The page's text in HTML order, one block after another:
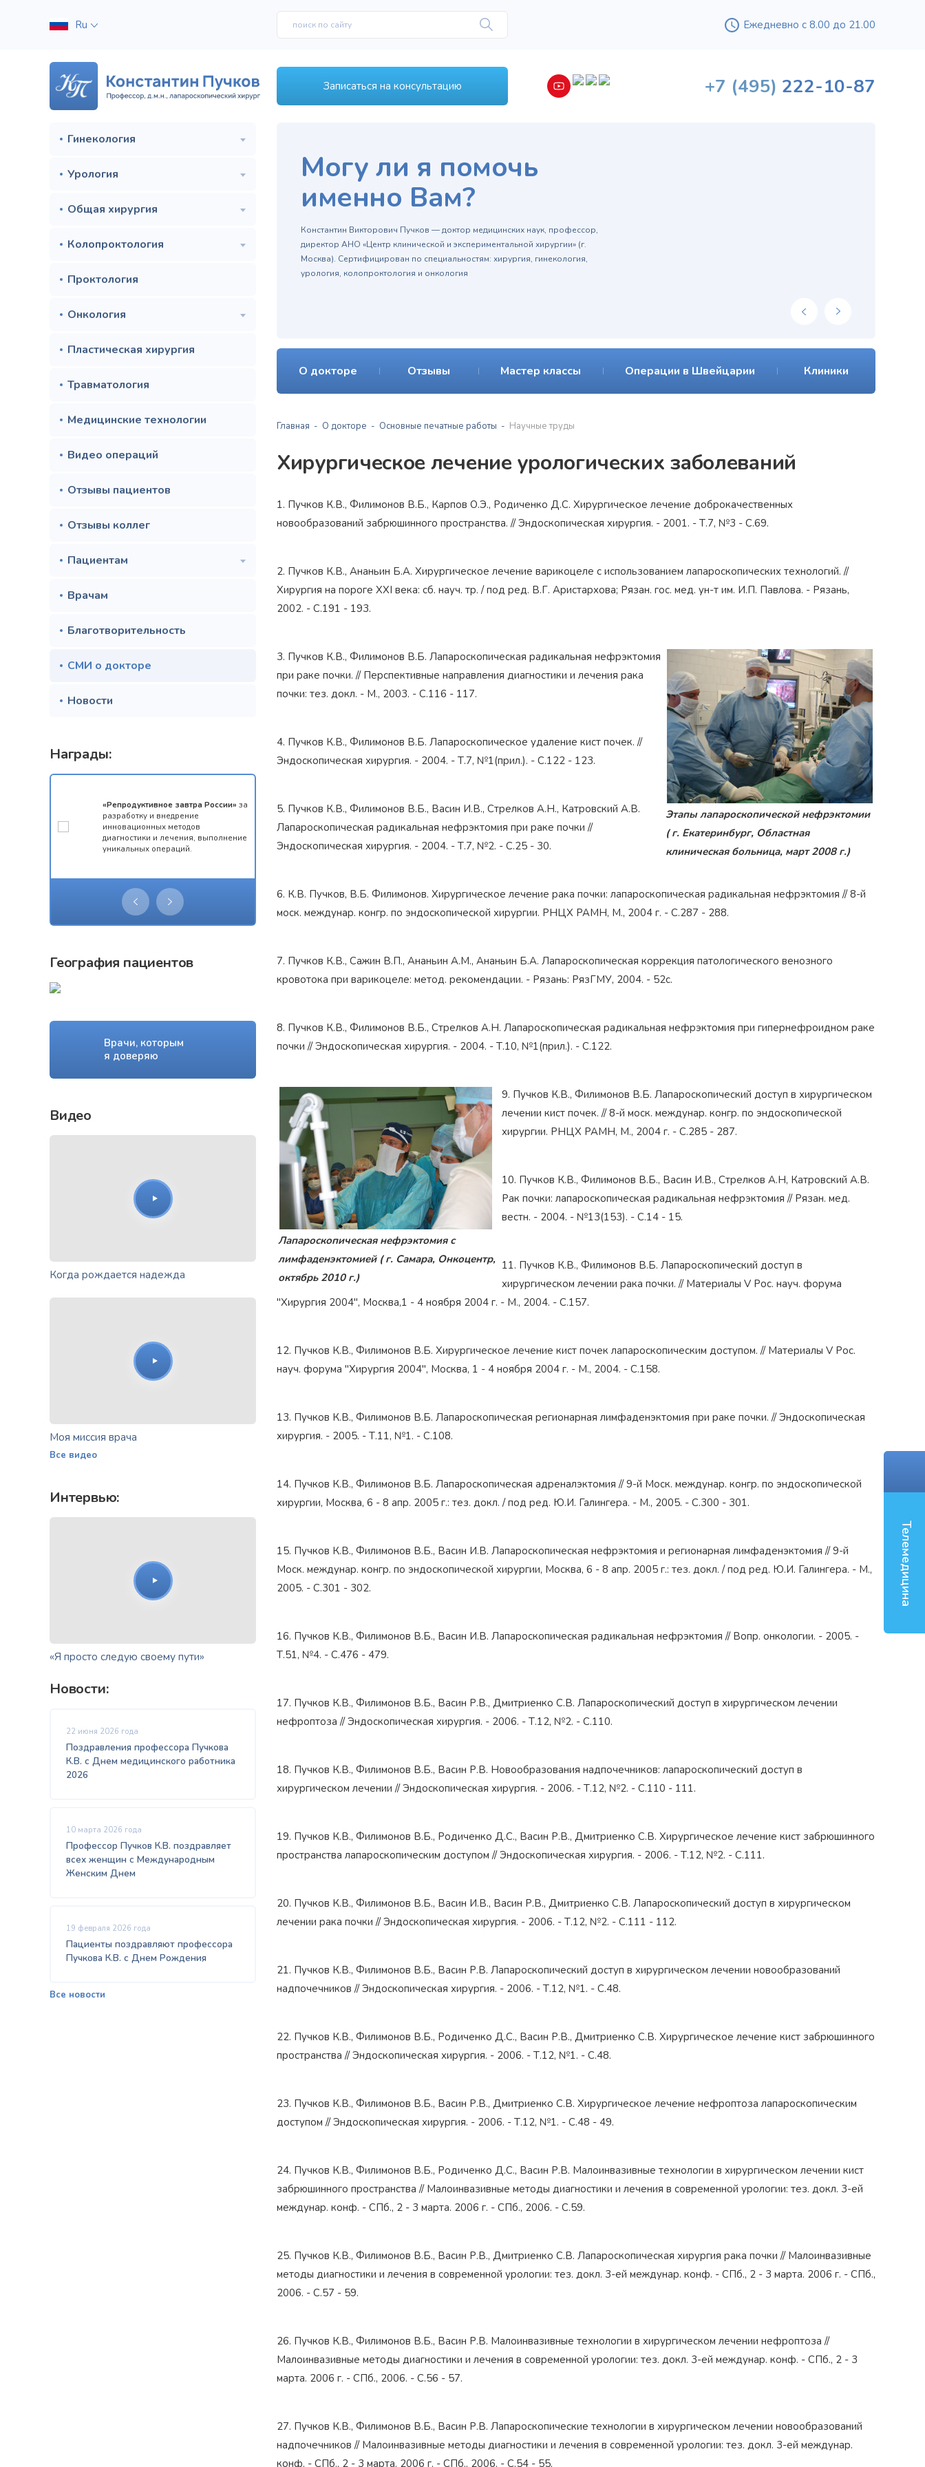
Ru Ежедневно с 8.00 до 21.00
Записаться на консультацию +7 (495) 222-10-87
Гинекология
Урология
Общая хирургия
Колопроктология
Проктология
Онкология
Пластическая хирургия
Травматология
Медицинские технологии
Видео операций
Отзывы пациентов
Отзывы коллег
Пациентам
Врачам
Благотворительность
СМИ о докторе
Новости
Награды:
«Репродуктивное завтра России» за
разработку и внедрение
инновационных методов
диагностики и лечения, выполнение
уникальных операций.
Орден«Честь и Слава Великой
России»за заслуги перед
Награжден почетным
«Золотой лапароскоп»
лучший лапароскопический хирург
России
Награжден почетным знаком
"Золотая звезда"за большой вклад
в развитие оперативной
География пациентов
Врачи, которым
я доверяю
Видео
Когда рождается надежда
Моя миссия врача
Все видео
Интервью:
«Я просто следую своему пути»
Новости:
22 июня 2026 года
Поздравления профессора Пучкова
К.В. с Днем медицинского работника
2026
10 марта 2026 года
Профессор Пучков К.В. поздравляет
всех женщин с Международным
Женским Днем
19 февраля 2026 года
Пациенты поздравляют профессора
Пучкова К.В. с Днем Рождения
Все новости
Могу ли я помочь
именно Вам?
Константин Викторович Пучков — доктор медицинских наук, профессор,
директор АНО «Центр клинической и экспериментальной хирургии» (г.
Москва). Сертифицирован по специальностям: хирургия, гинекология,
урология, колопроктология и онкология
О докторе Отзывы Мастер классы Операции в Швейцарии Клиники
Главная О докторе Основные печатные работы Научные труды
Хирургическое лечение урологических заболеваний
1. Пучков К.В., Филимонов В.Б., Карпов О.Э., Родиченко Д.С. Хирургическое лечение доброкачественных
новообразований забрюшинного пространства. // Эндоскопическая хирургия. - 2001. - Т.7, №3 - С.69.
2. Пучков К.В., Ананьин Б.А. Хирургическое лечение варикоцеле с использованием лапароскопических технологий. //
Хирургия на пороге XXI века: сб. науч. тр. / под ред. В.Г. Аристархова; Рязан. гос. мед. ун-т им. И.П. Павлова. - Рязань,
2002. - С.191 - 193.
Этапы лапароскопической нефрэктомии
( г. Екатеринбург, Областная
клиническая больница, март 2008 г.)
3. Пучков К.В., Филимонов В.Б. Лапароскопическая радикальная нефрэктомия
при раке почки. // Перспективные направления диагностики и лечения рака
почки: тез. докл. - М., 2003. - С.116 - 117.
4. Пучков К.В., Филимонов В.Б. Лапароскопическое удаление кист почек. //
Эндоскопическая хирургия. - 2004. - Т.7, №1(прил.). - С.122 - 123.
5. Пучков К.В., Филимонов В.Б., Васин И.В., Стрелков А.Н., Катровский А.В.
Лапароскопическая радикальная нефрэктомия при раке почки //
Эндоскопическая хирургия. - 2004. - Т.7, №2. - С.25 - 30.
6. К.В. Пучков, В.Б. Филимонов. Хирургическое лечение рака почки: лапароскопическая радикальная нефрэктомия // 8-й
моск. междунар. конгр. по эндоскопической хирургии. РНЦХ РАМН, М., 2004 г. - С.287 - 288.
7. Пучков К.В., Сажин В.П., Ананьин А.М., Ананьин Б.А. Лапароскопическая коррекция патологического венозного
кровотока при варикоцеле: метод. рекомендации. - Рязань: РязГМУ, 2004. - 52с.
8. Пучков К.В., Филимонов В.Б., Стрелков А.Н. Лапароскопическая радикальная нефрэктомия при гипернефроидном раке
почки // Эндоскопическая хирургия. - 2004. - Т.10, №1(прил.). - С.122.
Лапароскопическая нефрэктомия с
лимфаденэктомией ( г. Самара, Онкоцентр,
октябрь 2010 г.)
9. Пучков К.В., Филимонов В.Б. Лапароскопический доступ в хирургическом
лечении кист почек. // 8-й моск. междунар. конгр. по эндоскопической
хирургии. РНЦХ РАМН, М., 2004 г. - С.285 - 287.
10. Пучков К.В., Филимонов В.Б., Васин И.В., Стрелков А.Н, Катровский А.В.
Рак почки: лапароскопическая радикальная нефрэктомия // Рязан. мед.
вестн. - 2004. - №13(153). - С.14 - 15.
11. Пучков К.В., Филимонов В.Б. Лапароскопический доступ в
хирургическом лечении рака почки. // Материалы V Рос. науч. форума
"Хирургия 2004", Москва,1 - 4 ноября 2004 г. - М., 2004. - С.157.
12. Пучков К.В., Филимонов В.Б. Хирургическое лечение кист почек лапароскопическим доступом. // Материалы V Рос.
науч. форума "Хирургия 2004", Москва, 1 - 4 ноября 2004 г. - М., 2004. - С.158.
13. Пучков К.В., Филимонов В.Б. Лапароскопическая регионарная лимфаденэктомия при раке почки. // Эндоскопическая
хирургия. - 2005. - Т.11, №1. - С.108.
14. Пучков К.В., Филимонов В.Б. Лапароскопическая адреналэктомия // 9-й Моск. междунар. конгр. по эндоскопической
хирургии, Москва, 6 - 8 апр. 2005 г.: тез. докл. / под ред. Ю.И. Галингера. - М., 2005. - С.300 - 301.
15. Пучков К.В., Филимонов В.Б., Васин И.В. Лапароскопическая нефрэктомия и регионарная лимфаденэктомия // 9-й
Моск. междунар. конгр. по эндоскопической хирургии, Москва, 6 - 8 апр. 2005 г.: тез. докл. / под ред. Ю.И. Галингера. - М.,
2005. - С.301 - 302.
16. Пучков К.В., Филимонов В.Б., Васин И.В. Лапароскопическая радикальная нефрэктомия // Вопр. онкологии. - 2005. -
Т.51, №4. - С.476 - 479.
17. Пучков К.В., Филимонов В.Б., Васин Р.В., Дмитриенко С.В. Лапароскопический доступ в хирургическом лечении
нефроптоза // Эндоскопическая хирургия. - 2006. - Т.12, №2. - С.110.
18. Пучков К.В., Филимонов В.Б., Васин Р.В. Новообразования надпочечников: лапароскопический доступ в
хирургическом лечении // Эндоскопическая хирургия. - 2006. - Т.12, №2. - С.110 - 111.
19. Пучков К.В., Филимонов В.Б., Родиченко Д.С., Васин Р.В., Дмитриенко С.В. Хирургическое лечение кист забрюшинного
пространства лапароскопическим доступом // Эндоскопическая хирургия. - 2006. - Т.12, №2. - С.111.
20. Пучков К.В., Филимонов В.Б., Васин И.В., Васин Р.В., Дмитриенко С.В. Лапароскопический доступ в хирургическом
лечении рака почки // Эндоскопическая хирургия. - 2006. - Т.12, №2. - С.111 - 112.
21. Пучков К.В., Филимонов В.Б., Васин Р.В. Лапароскопический доступ в хирургическом лечении новообразований
надпочечников // Эндоскопическая хирургия. - 2006. - Т.12, №1. - С.48.
22. Пучков К.В., Филимонов В.Б., Родиченко Д.С., Васин Р.В., Дмитриенко С.В. Хирургическое лечение кист забрюшинного
пространства // Эндоскопическая хирургия. - 2006. - Т.12, №1. - С.48.
23. Пучков К.В., Филимонов В.Б., Васин Р.В., Дмитриенко С.В. Хирургическое лечение нефроптоза лапароскопическим
доступом // Эндоскопическая хирургия. - 2006. - Т.12, №1. - С.48 - 49.
24. Пучков К.В., Филимонов В.Б., Родиченко Д.С., Васин Р.В. Малоинвазивные технологии в хирургическом лечении кист
забрюшинного пространства // Малоинвазивные методы диагностики и лечения в современной урологии: тез. докл. 3-ей
междунар. конф. - СПб., 2 - 3 марта. 2006 г. - СПб., 2006. - С.59.
25. Пучков К.В., Филимонов В.Б., Васин Р.В., Дмитриенко С.В. Лапароскопическая хирургия рака почки // Малоинвазивные
методы диагностики и лечения в современной урологии: тез. докл. 3-ей междунар. конф. - СПб., 2 - 3 марта. 2006 г. - СПб.,
2006. - С.57 - 59.
26. Пучков К.В., Филимонов В.Б., Васин Р.В. Малоинвазивные технологии в хирургическом лечении нефроптоза //
Малоинвазивные методы диагностики и лечения в современной урологии: тез. докл. 3-ей междунар. конф. - СПб., 2 - 3
марта. 2006 г. - СПб., 2006. - С.56 - 57.
27. Пучков К.В., Филимонов В.Б., Васин Р.В. Лапароскопические технологии в хирургическом лечении новообразований
надпочечников // Малоинвазивные методы диагностики и лечения в современной урологии: тез. докл. 3-ей междунар.
конф. - СПб., 2 - 3 марта. 2006 г. - СПб., 2006. - С.54 - 55.
Телемедицина